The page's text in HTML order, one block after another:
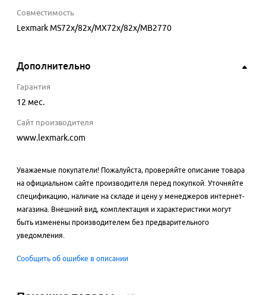
Совместимость
Lexmark MS72x/82x/MX72x/82x/MB2770
Дополнительно
Гарантия
12 мес.
Сайт производителя
www.lexmark.com
Уважаемые покупатели! Пожалуйста, проверяйте описание товара
на официальном сайте производителя перед покупкой. Уточняйте
спецификацию, наличие на складе и цену у менеджеров интернет-
магазина. Внешний вид, комплектация и характеристики могут
быть изменены производителем без предварительного
уведомления.
Сообщить об ошибке в описании